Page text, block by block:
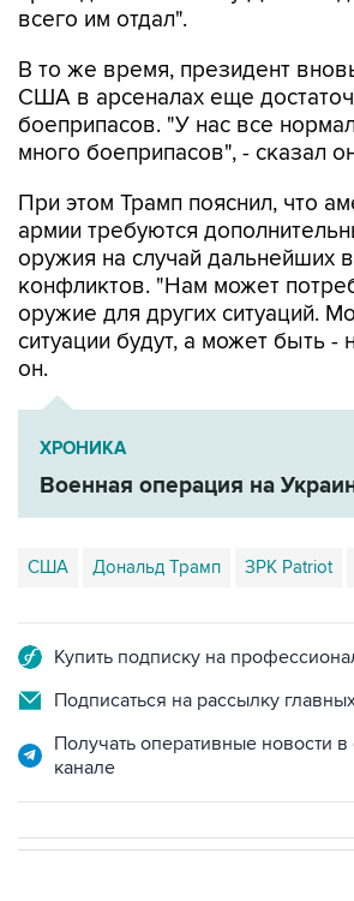
В то же время, президент вновь
боеприпасов. "У нас все
много боеприпасов", - сказал
При этом Трамп пояснил, что
оружия на случай дальнейших
конфликтов. "Нам может
оружие для других ситуаций.
ситуации будут, а может быть -
он.
ХРОНИКА
Военная операция на
США Дональд Трамп ЗРК Patriot
Подписаться на рассылку главных
Получать оперативные новости
канале